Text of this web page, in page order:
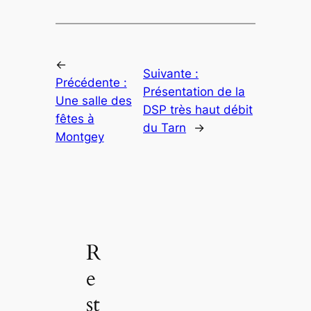
←
Précédente :
Une salle des
fêtes à
Montgey
Suivante :
Présentation de la
DSP très haut débit
du Tarn
→
R
e
st